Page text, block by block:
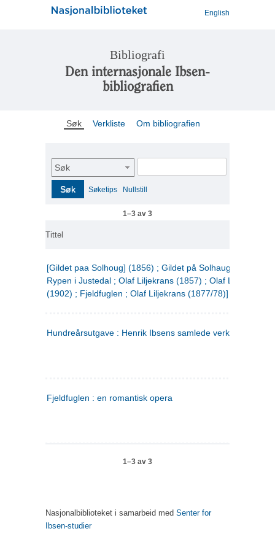
English
Bibliografi
Den internasjonale Ibsen-
bibliografien
Søk Verkliste Om bibliografien
Søk
Søk Søketips Nullstill
1–3 av 3
Tittel
[Gildet paa Solhoug] (1856) ; Gildet på Solhaug (1883) ;
Rypen i Justedal ; Olaf Liljekrans (1857) ; Olaf Liljekrans
(1902) ; Fjeldfuglen ; Olaf Liljekrans (1877/78)]
Hundreårsutgave : Henrik Ibsens samlede verker. 3
Fjeldfuglen : en romantisk opera
1–3 av 3
Nasjonalbiblioteket i samarbeid med Senter for
Ibsen-studier